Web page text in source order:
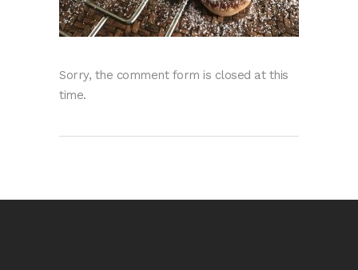
Sorry, the comment form is closed at this
time.